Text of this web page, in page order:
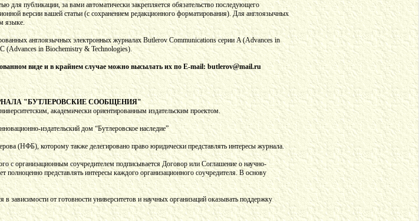
публикации, за вами автоматически закрепляется обязательство последующего
версии вашей статьи (с сохранением редакционного форматирования). Для англоязычных
языке.
англоязычных электронных журналах Butlerov Communications серии A (Advances in
(Advances in Biochemistry & Technologies).
виде и в крайнем случае можно высылать их по E-mail: butlerov@mail.ru
"БУТЛЕРОВСКИЕ СООБЩЕНИЯ"
академически ориентированным издательским проектом.
издательский дом “Бутлеровское наследие”
(НФБ), которому также делегировано право юридически представлять интересы журнала.
с организационным соучредителем подписывается Договор или Соглашение о научно-
полноценно представлять интересы каждого организационного соучредителя. В основу
зависимости от готовности университетов и научных организаций оказывать поддержку